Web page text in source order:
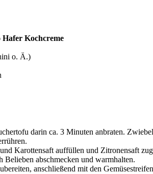
Kochcreme
o. Ä.)
darin ca. 3 Minuten anbraten.
Karottensaft auffüllen und Zitronensaft
Belieben abschmecken und warmhalten.
anschließend mit den